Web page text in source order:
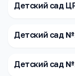
Детский сад
Детский сад
Детский сад